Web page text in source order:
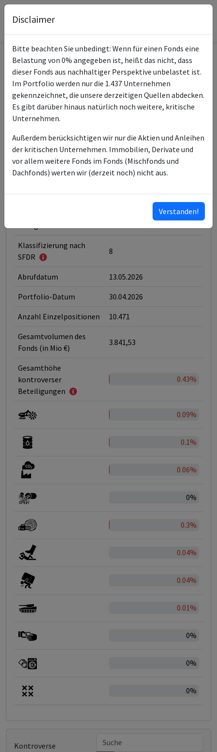
Informationen zum Fonds
Name
iShares Global Aggt Bd
ESG SRI UCITS ETF USD D
ISIN des Fonds
Typ des Fonds ETF
Fondsmanagement
BlackRock Asset
Management Ireland Ltd
BlackRock Advisors (UK)
Klassifizierung nach
SFDR
8
Abrufdatum 13.05.2026
Portfolio-Datum 30.04.2026
Anzahl Einzelpositionen 10.471
Gesamtvolumen des
Fonds (in Mio €)
3.841,53
Gesamthöhe
kontroverser
Beteiligungen
0.43%
0.09%
0.1%
0.06%
0%
0.3%
0.04%
0.04%
0.01%
0%
0%
0%
Kontroverse
Disclaimer
Bitte beachten Sie unbedingt: Wenn für einen Fonds eine
Belastung von 0% angegeben ist, heißt das nicht, dass
dieser Fonds aus nachhaltiger Perspektive unbelastet ist.
Im Portfolio werden nur die 1.437 Unternehmen
gekennzeichnet, die unsere derzeitigen Quellen abdecken.
Es gibt darüber hinaus natürlich noch weitere, kritische
Unternehmen.
Außerdem berücksichtigen wir nur die Aktien und Anleihen
der kritischen Unternehmen. Immobilien, Derivate und
vor allem weitere Fonds im Fonds (Mischfonds und
Dachfonds) werten wir (derzeit noch) nicht aus.
Verstanden!